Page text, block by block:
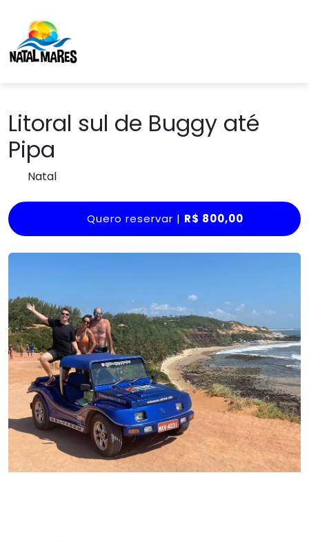
Litoral sul de Buggy até
Pipa
Natal
Quero reservar | R$ 800,00